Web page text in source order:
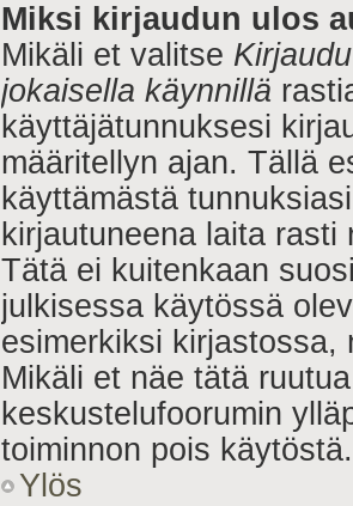
Miksi kirjaudun ulos
Mikäli et valitse
jokaisella käynnillä
käyttäjätunnuksesi
määritellyn ajan. Tällä
käyttämästä
kirjautuneena laita
Tätä ei kuitenkaan
julkisessa käytössä
esimerkiksi
Mikäli et näe tätä
keskustelufoorumin
toiminnon pois käytöstä.
Ylös